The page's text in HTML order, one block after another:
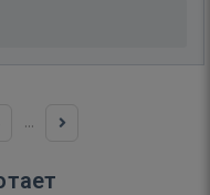
...